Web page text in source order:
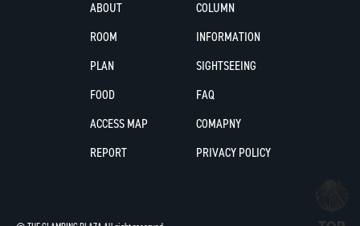
ABOUT
ROOM
PLAN
FOOD
ACCESS MAP
REPORT
COLUMN
INFORMATION
SIGHTSEEING
FAQ
COMAPNY
PRIVACY POLICY